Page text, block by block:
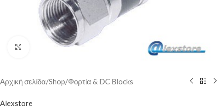
Click to enlarge
Αρχική σελίδα/Shop/Φορτία & DC Blocks
Alexstore